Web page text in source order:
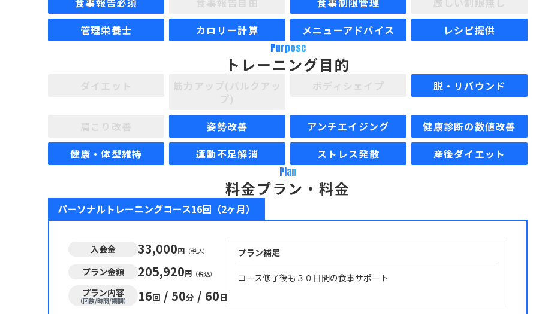
管理栄養士
カロリー計算 メニューアドバイス
レシピ提供
Purpose
トレーニング目的
脱・リバウンド
姿勢改善 アンチエイジング
健康診断の数値改善
健康・体型維持
運動不足解消 ストレス発散
産後ダイエット
Plan
料金プラン・料金
パーソナルトレーニングコース16回（2ヶ月）
入会金 33,000円 （税込）
プラン金額 205,920円 （税込）
プラン内容
（回数/時間/期間） 16回 / 50分 / 60日
プラン補足
コース修了後も３０日間の食事サポート